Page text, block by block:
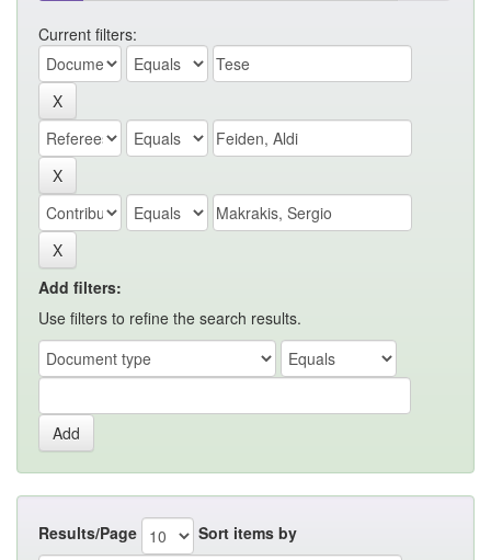
Current filters:
Add filters:
Use filters to refine the search results.
Results/Page Sort items by